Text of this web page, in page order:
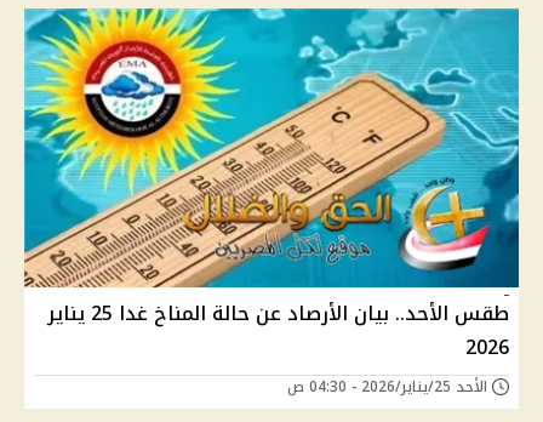
طقس الأحد.. بيان الأرصاد عن حالة المناخ غدا 25 يناير
2026
الأحد 25/يناير/2026 - 04:30 ص